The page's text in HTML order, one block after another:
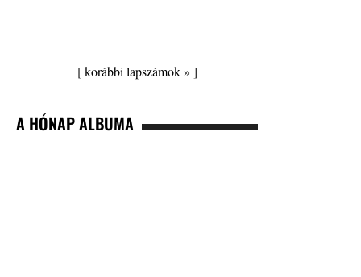
[korábbi lapszámok » ]
A HÓNAP ALBUMA